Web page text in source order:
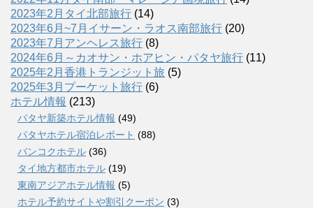
2023年2月タイ北部旅行 (14)
2023年6月~7月イサーン・ラオス南部旅行 (20)
2023年7月アンヘレス旅行 (8)
2024年6月～カオサン・ホアヒン・パタヤ旅行 (11)
2025年2月香港トランジット旅 (5)
2025年3月プーケット旅行 (6)
ホテル情報 (213)
パタヤ新築ホテル情報 (49)
パタヤホテル宿泊レポート (88)
バンコクホテル (36)
タイ地方都市ホテル (19)
東南アジアホテル情報 (5)
ホテル予約サイトや割引クーポン (3)